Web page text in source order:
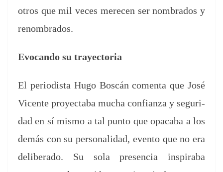
otros que mil veces mere­cen ser nom­bra­dos y
renombrados.
Evo­can­do su trayectoria
El peri­odista Hugo Boscán comen­ta que José
Vicente proyecta­ba mucha con­fi­an­za y seguri­
dad en sí mis­mo a tal pun­to que opaca­ba a los
demás con su per­son­al­i­dad, even­to que no era
delib­er­a­do. Su sola pres­en­cia inspira­ba